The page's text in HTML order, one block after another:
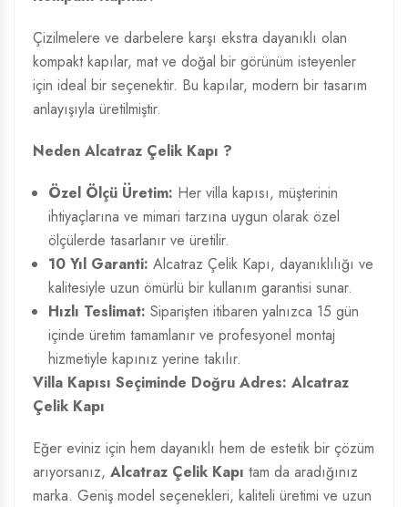
Çizilmelere ve darbelere karşı ekstra dayanıklı olan
kompakt kapılar, mat ve doğal bir görünüm isteyenler
için ideal bir seçenektir. Bu kapılar, modern bir tasarım
anlayışıyla üretilmiştir.
Neden Alcatraz Çelik Kapı ?
Özel Ölçü Üretim: Her villa kapısı, müşterinin
ihtiyaçlarına ve mimari tarzına uygun olarak özel
ölçülerde tasarlanır ve üretilir.
10 Yıl Garanti: Alcatraz Çelik Kapı, dayanıklılığı ve
kalitesiyle uzun ömürlü bir kullanım garantisi sunar.
Hızlı Teslimat: Siparişten itibaren yalnızca 15 gün
içinde üretim tamamlanır ve profesyonel montaj
hizmetiyle kapınız yerine takılır.
Villa Kapısı Seçiminde Doğru Adres: Alcatraz
Çelik Kapı
Eğer eviniz için hem dayanıklı hem de estetik bir çözüm
arıyorsanız, Alcatraz Çelik Kapı tam da aradığınız
marka. Geniş model seçenekleri, kaliteli üretimi ve uzun